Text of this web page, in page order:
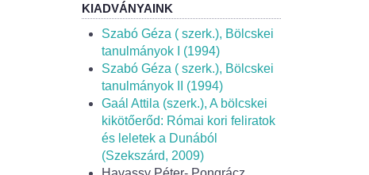
KIADVÁNYAINK
Szabó Géza ( szerk.), Bölcskei
tanulmányok I (1994)
Szabó Géza ( szerk.), Bölcskei
tanulmányok II (1994)
Gaál Attila (szerk.), A bölcskei
kikötőerőd: Római kori feliratok
és leletek a Dunából
(Szekszárd, 2009)